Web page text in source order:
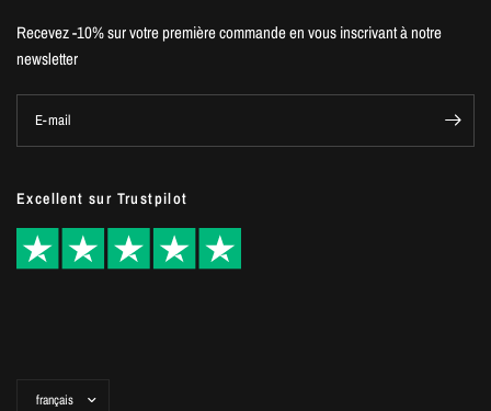
Recevez -10% sur votre première commande en vous inscrivant à notre
newsletter
E-mail
Excellent sur Trustpilot